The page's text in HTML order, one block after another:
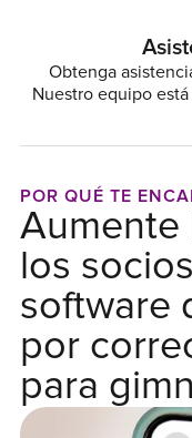
Obtenga
Nuestro equipo
POR QUÉ TE
Aumente
los
software
por
para